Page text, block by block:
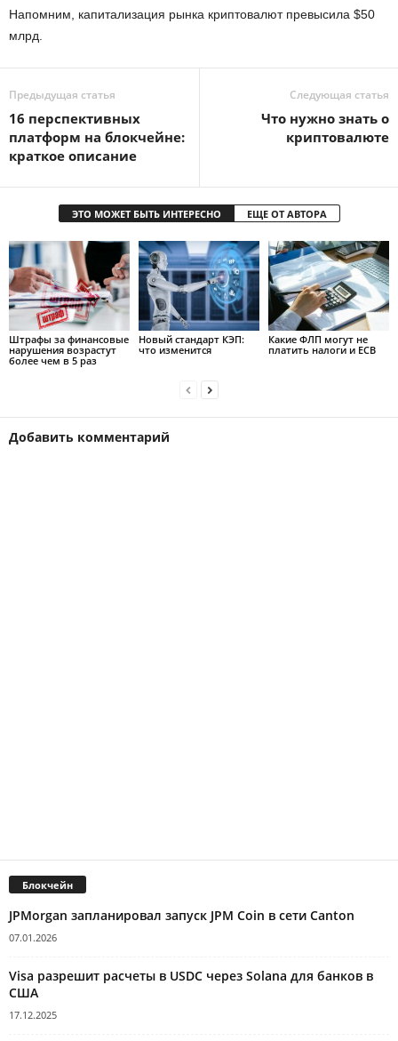
Напомним, капитализация рынка криптовалют превысила $50
млрд.
Предыдущая статья
16 перспективных
платформ на блокчейне:
краткое описание
Следующая статья
Что нужно знать о
криптовалюте
ЭТО МОЖЕТ БЫТЬ ИНТЕРЕСНО ЕЩЕ ОТ АВТОРА
Штрафы за финансовые
нарушения возрастут
более чем в 5 раз
Новый стандарт КЭП:
что изменится
Какие ФЛП могут не
платить налоги и ЕСВ
Добавить комментарий
Блокчейн
JPMorgan запланировал запуск JPM Coin в сети Canton
07.01.2026
Visa разрешит расчеты в USDC через Solana для банков в
США
17.12.2025